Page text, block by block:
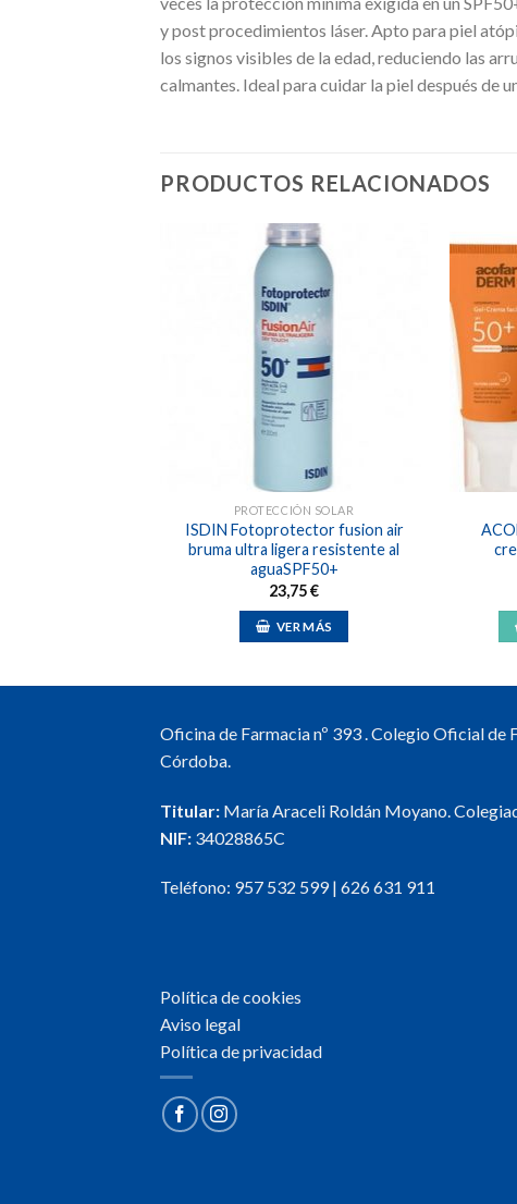
y post procedimientos láser. Apto para piel
los signos visibles de la edad, reduciendo las
calmantes. Ideal para cuidar la piel después de
PRODUCTOS RELACIONADOS
PROTECCIÓN SOLAR
ISDIN Fotoprotector fusion air
bruma ultra ligera resistente al
aguaSPF50+
23,75€
VER MÁS
Oficina de Farmacia nº 393 . Colegio Oficial de
Córdoba.
Titular: María Araceli Roldán Moyano.
NIF: 34028865C
Teléfono: 957 532 599| 626 631 911
Política de cookies
Aviso legal
Política de privacidad